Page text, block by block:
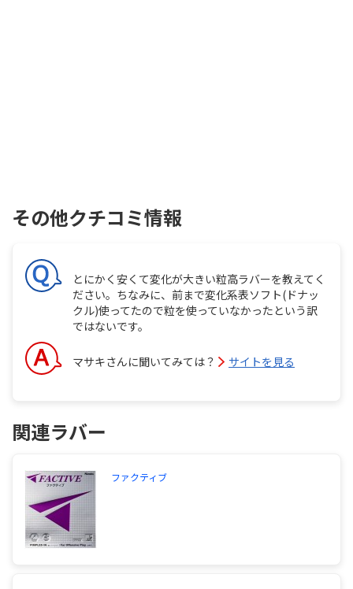
その他クチコミ情報
とにかく安くて変化が大きい粒高ラバーを教えてく
ださい。ちなみに、前まで変化系表ソフト(ドナッ
クル)使ってたので粒を使っていなかったという訳
ではないです。
マサキさんに聞いてみては？ サイトを見る
関連ラバー
ファクティブ